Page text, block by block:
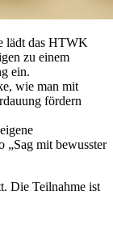
lädt das HTWK
zu einem
ein.
wie man mit
fördern
„Sag mit bewusster
Die Teilnahme ist